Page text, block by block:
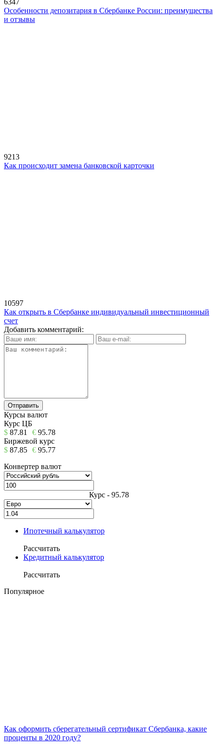
Особенности депозитария в Сбербанке России: преимущества
и отзывы
9213
Как происходит замена банковской карточки
10597
Как открыть в Сбербанке индивидуальный инвестиционный
счет
Добавить комментарий:
Курсы валют
Курс ЦБ
$ 87.81 € 95.78
Биржевой курс
$ 87.85 € 95.77
Конвертер валют
Курс - 95.78
Ипотечный калькулятор
Рассчитать
Кредитный калькулятор
Рассчитать
Популярное
Как оформить сберегательный сертификат Сбербанка, какие
проценты в 2020 году?